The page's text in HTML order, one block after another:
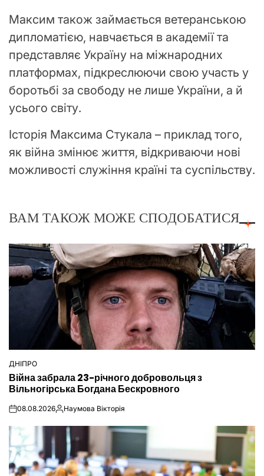
Максим також займається ветеранською
дипломатією, навчається в академії та
представляє Україну на міжнародних
платформах, підкреслюючи свою участь у
боротьбі за свободу не лише України, а й
усього світу.
Історія Максима Стукала – приклад того,
як війна змінює життя, відкриваючи нові
можливості служіння країні та суспільству.
ВАМ ТАКОЖ МОЖЕ СПОДОБАТИСЯ
ОПУБЛІКУВАТИ
У
ДНІПРО
Війна забрала 23-річного добровольця з
Вільногірська Богдана Бескровного
on08.08.2026Опубліковано
Наумова Вікторія